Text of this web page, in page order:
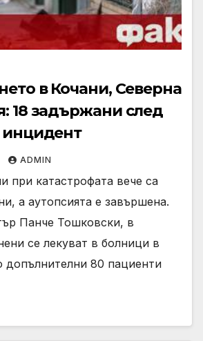
в Кочани, Северна
18 задържани след
инцидент
ADMIN
при катастрофата вече са
а аутопсията е завършена.
Панче Тошковски, в
се лекуват в болници в
допълнителни 80 пациенти